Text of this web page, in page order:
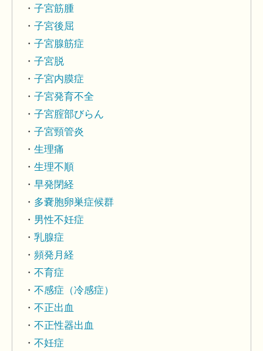
子宮筋腫
子宮後屈
子宮腺筋症
子宮脱
子宮内膜症
子宮発育不全
子宮腟部びらん
子宮頸管炎
生理痛
生理不順
早発閉経
多嚢胞卵巣症候群
男性不妊症
乳腺症
頻発月経
不育症
不感症（冷感症）
不正出血
不正性器出血
不妊症